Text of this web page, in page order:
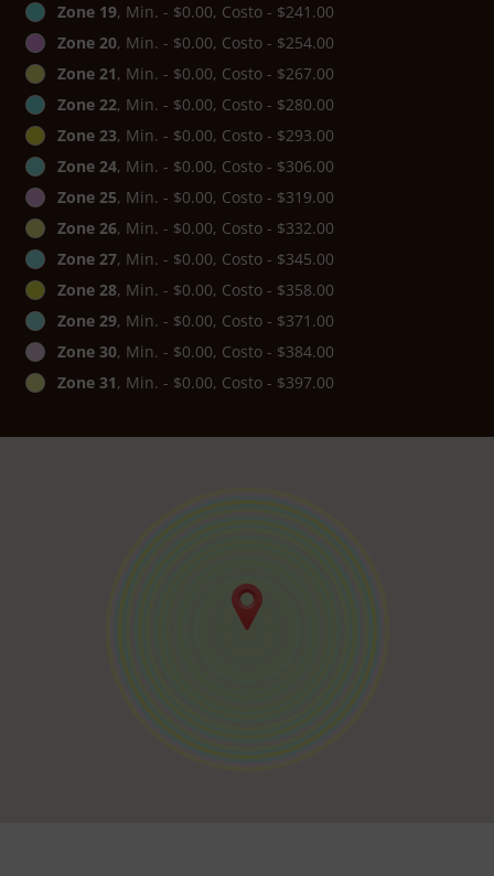
Zone 19, Min. - $0.00, Costo - $241.00
Zone 20, Min. - $0.00, Costo - $254.00
Zone 21, Min. - $0.00, Costo - $267.00
Zone 22, Min. - $0.00, Costo - $280.00
Zone 23, Min. - $0.00, Costo - $293.00
Zone 24, Min. - $0.00, Costo - $306.00
Zone 25, Min. - $0.00, Costo - $319.00
Zone 26, Min. - $0.00, Costo - $332.00
Zone 27, Min. - $0.00, Costo - $345.00
Zone 28, Min. - $0.00, Costo - $358.00
Zone 29, Min. - $0.00, Costo - $371.00
Zone 30, Min. - $0.00, Costo - $384.00
Zone 31, Min. - $0.00, Costo - $397.00